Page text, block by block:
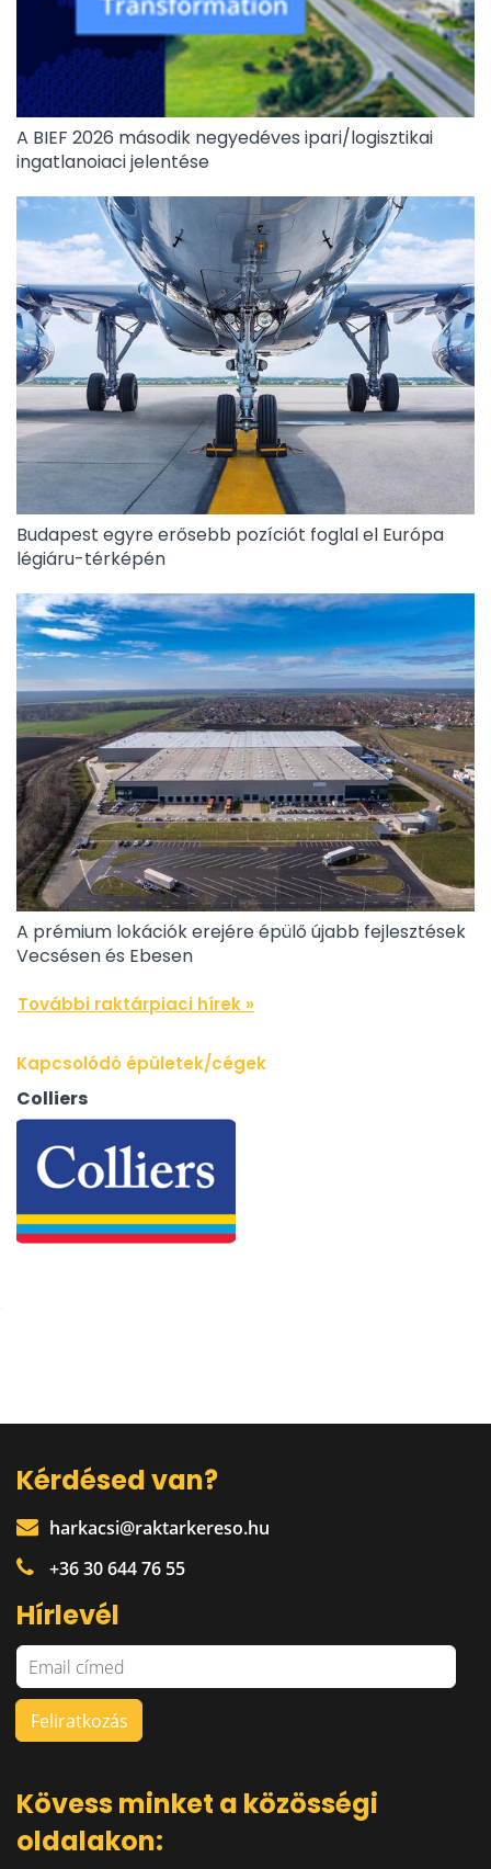
A BIEF 2026 második negyedéves ipari/logisztikai
ingatlanoiaci jelentése
Budapest egyre erősebb pozíciót foglal el Európa
légiáru-térképén
A prémium lokációk erejére épülő újabb fejlesztések
Vecsésen és Ebesen
További raktárpiaci hírek »
Kapcsolódó épületek/cégek
Colliers
Kérdésed van?
harkacsi@raktarkereso.hu
+36 30 644 76 55
Hírlevél
Kövess minket a közösségi
oldalakon: